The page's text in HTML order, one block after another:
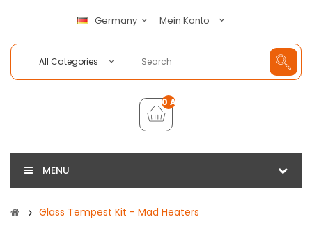
Germany Mein Konto
All Categories
0 Artikel - €0,00
MENU
Glass Tempest Kit - Mad Heaters